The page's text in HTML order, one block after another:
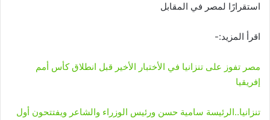
استقرارًا لمصر في المقابل
اقرأ المزيد:-
مصر تفوز على تنزانيا في الأختبار الأخير قبل انطلاق كأس أمم
إفريقيا
تنزانيا..الرئيسة سامية حسن ورئيس الوزراء والشاعر ويفتتحون أول